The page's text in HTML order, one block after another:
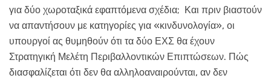
για δύο χωροταξικά εφαπτόμενα σχέδια; Και πριν βιαστούν
να απαντήσουν με κατηγορίες για «κινδυνολογία», οι
υπουργοί ας θυμηθούν ότι τα δύο ΕΧΣ θα έχουν
Στρατηγική Μελέτη Περιβαλλοντικών Επιπτώσεων. Πώς
διασφαλίζεται ότι δεν θα αλληλοαναιρούνται, αν δεν